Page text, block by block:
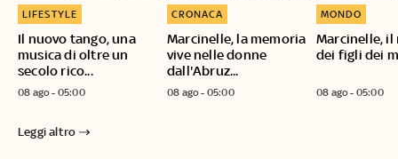
Il nuovo tango, una
musica di oltre un
secolo rico...
LIFESTYLE
08 ago - 05:00
Marcinelle, la memoria
vive nelle donne
dall'Abruz...
CRONACA
08 ago - 05:00
Marcinelle, il
dei figli dei
MONDO
08 ago - 05:00
Leggi altro